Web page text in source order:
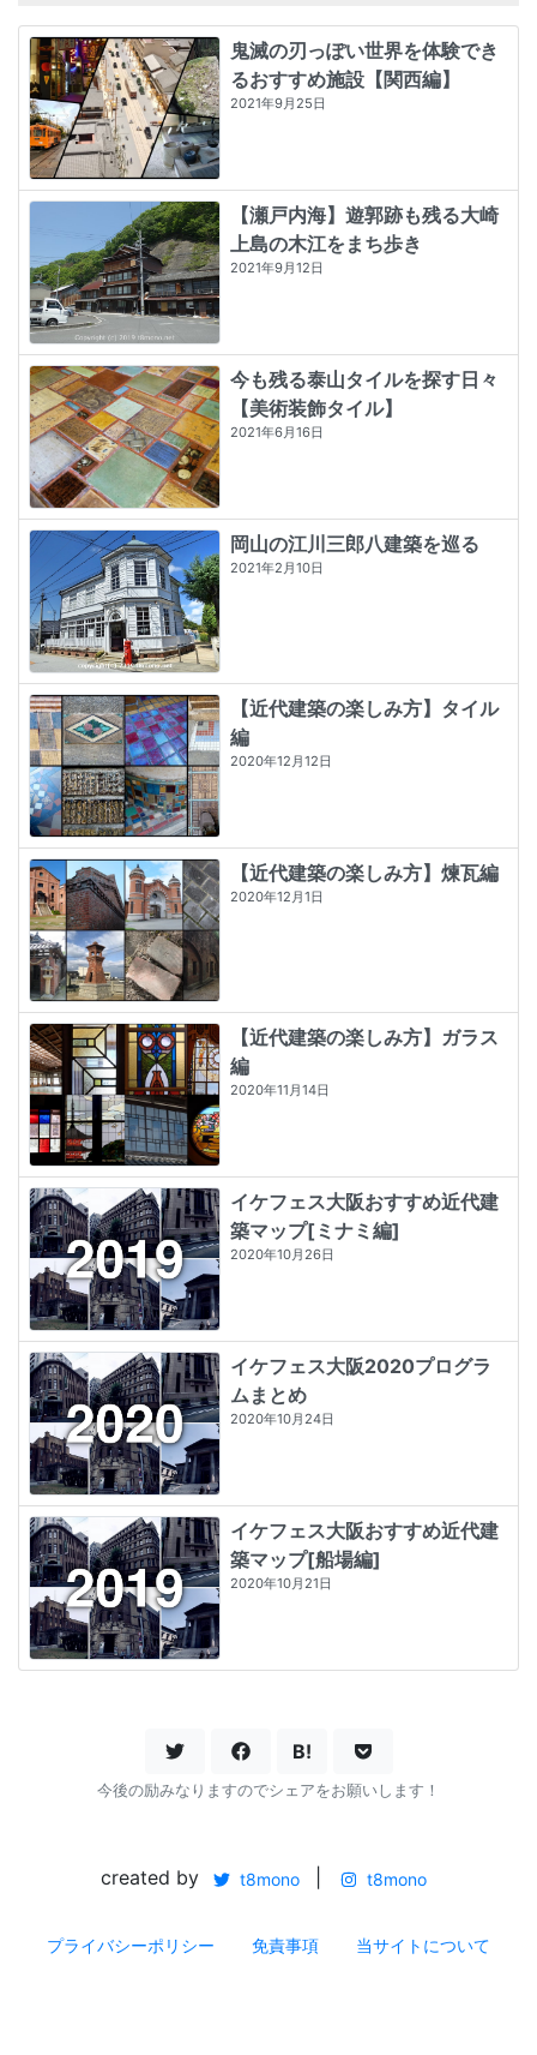
鬼滅の刃っぽい世界を体験でき
るおすすめ施設【関西編】
2021年9月25日
【瀬戸内海】遊郭跡も残る大崎
上島の木江をまち歩き
2021年9月12日
今も残る泰山タイルを探す日々
【美術装飾タイル】
2021年6月16日
岡山の江川三郎八建築を巡る
2021年2月10日
【近代建築の楽しみ方】タイル
編
2020年12月12日
【近代建築の楽しみ方】煉瓦編
2020年12月1日
【近代建築の楽しみ方】ガラス
編
2020年11月14日
イケフェス大阪おすすめ近代建
築マップ[ミナミ編]
2020年10月26日
イケフェス大阪2020プログラ
ムまとめ
2020年10月24日
イケフェス大阪おすすめ近代建
築マップ[船場編]
2020年10月21日
B!
今後の励みなりますのでシェアをお願いします！
created by t8mono t8mono
プライバシーポリシー 免責事項 当サイトについて